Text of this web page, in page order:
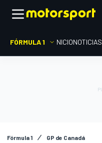
FÓRMULA 1 INICIONOTICIAS
Fórmula 1 GP de Canadá